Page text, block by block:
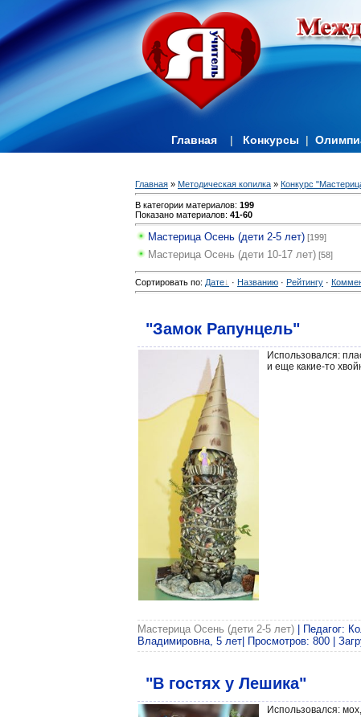
Главная | Конкурсы |
Главная » Методическая копилка » Конкурс
В категории материалов: 199
Показано материалов: 41-60
Мастерица Осень (дети 2-5 лет) [199]
Мастерица Осень (дети 10-17 лет) [58]
Сортировать по: Дате · Названию · Рейтингу ·
"Замок Рапунцель"
Использовался:
и еще какие-то
Мастерица Осень (дети 2-5 лет) | Педагог:
Владимировна, 5 лет| Просмотров: 800 |
"В гостях у Лешика"
Использовался: